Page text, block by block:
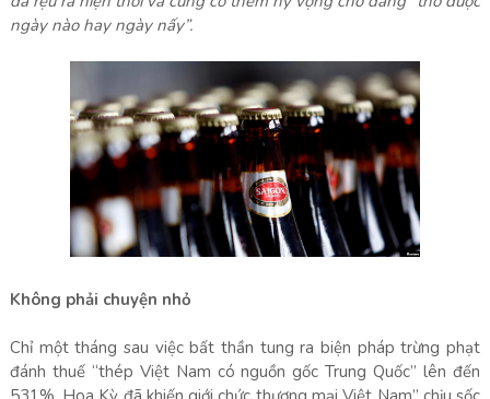
ngày nào hay ngày nấy”.
Không phải chuyện nhỏ
Chỉ một tháng sau việc bất thần tung ra biện pháp trừng phạt
đánh thuế “thép Việt Nam có nguồn gốc Trung Quốc” lên đến